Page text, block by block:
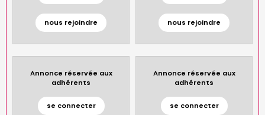
nous rejoindre nous rejoindre
Annonce réservée aux
adhérents
se connecter
Annonce réservée aux
adhérents
se connecter